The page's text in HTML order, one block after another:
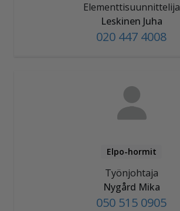
Elementtisuunnittelija
Leskinen Juha
020 447 4008
Elpo-hormit
Työnjohtaja
Nygård Mika
050 515 0905